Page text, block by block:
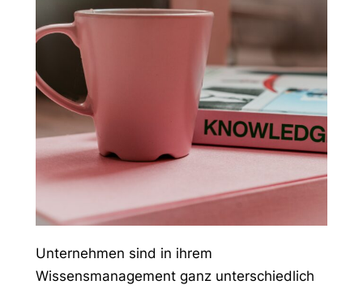
Unternehmen sind in ihrem
Wissensmanagement ganz unterschiedlich